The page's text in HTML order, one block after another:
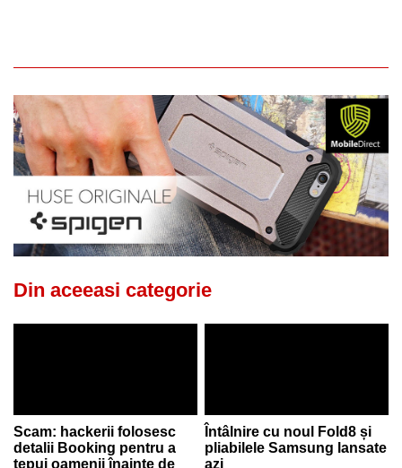
Din aceeasi categorie
Scam: hackerii folosesc
detalii Booking pentru a
țepui oamenii înainte de
Întâlnire cu noul Fold8 și
pliabilele Samsung lansate
azi